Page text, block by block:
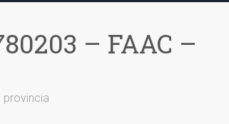
– FAAC –
provincia